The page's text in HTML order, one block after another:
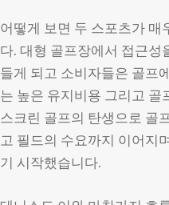
어떻게 보면 두 스포츠가 매
다. 대형 골프장에서 접근성
들게 되고 소비자들은 골프
는 높은 유지비용 그리고
스크린 골프의 탄생으로 골
고 필드의 수요까지 이어지
기 시작했습니다.